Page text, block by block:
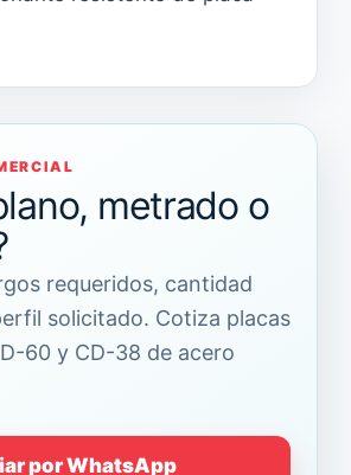
metrado o
requeridos, cantidad
solicitado. Cotiza placas
60 y CD-38 de acero
por WhatsApp